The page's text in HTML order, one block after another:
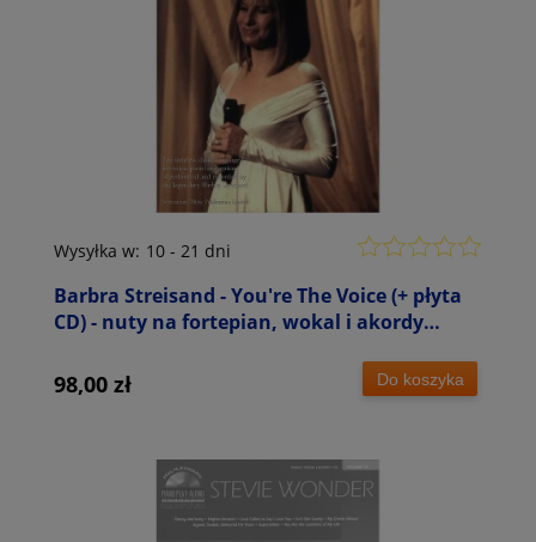
Barbra Streisand - You're The Voice (+ płyta
CD) - nuty na fortepian, wokal i akordy
Wysyłka w: 10 - 21 dni
98,00 zł Do koszyka